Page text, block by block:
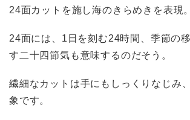
24面カットを施し海のきらめきを表現。
24面には、1日を刻む24時間、季節の
す二十四節気も意味するのだそう。
繊細なカットは手にもしっくりなじみ
象です。